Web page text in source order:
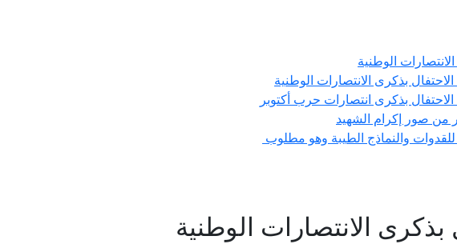
الوطنية
بذكرى الانتصارات الوطنية
بذكرى انتصارات حرب أكتوبر
من صور إكرام الشهيد
للقدوات والنماذج الطيبة وهو مطلوب
الانتصارات الوطنية